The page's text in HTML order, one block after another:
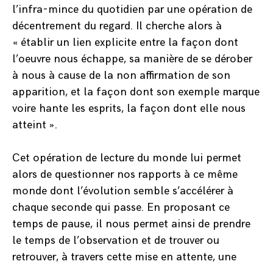
l’infra-mince du quotidien par une opération de
décentrement du regard. Il cherche alors à
« établir un lien explicite entre la façon dont
l’oeuvre nous échappe, sa manière de se dérober
à nous à cause de la non affirmation de son
apparition, et la façon dont son exemple marque
voire hante les esprits, la façon dont elle nous
atteint ».
Cet opération de lecture du monde lui permet
alors de questionner nos rapports à ce même
monde dont l’évolution semble s’accélérer à
chaque seconde qui passe. En proposant ce
temps de pause, il nous permet ainsi de prendre
le temps de l’observation et de trouver ou
retrouver, à travers cette mise en attente, une